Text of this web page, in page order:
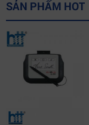
SẢN PHẨM HOT